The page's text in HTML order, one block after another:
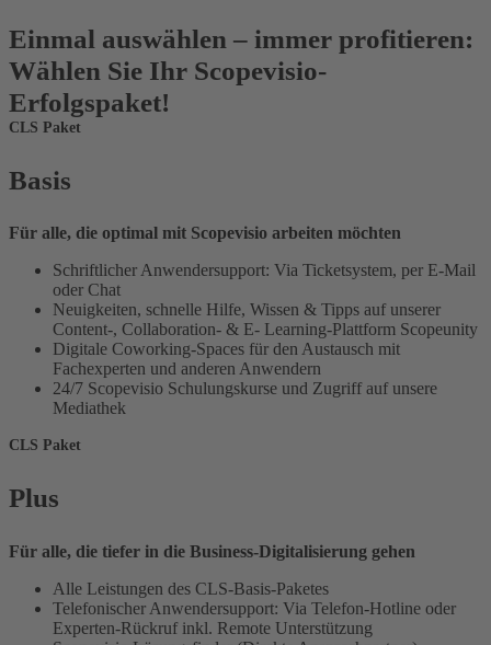
Einmal auswählen – immer profitieren:
Wählen Sie Ihr Scopevisio-
Erfolgspaket!
CLS Paket
Basis
Für alle, die optimal mit Scopevisio arbeiten möchten
Schriftlicher Anwendersupport: Via Ticketsystem, per E-Mail
oder Chat
Neuigkeiten, schnelle Hilfe, Wissen & Tipps auf unserer
Content-, Collaboration- & E- Learning-Plattform Scopeunity
Digitale Coworking-Spaces für den Austausch mit
Fachexperten und anderen Anwendern
24/7 Scopevisio Schulungskurse und Zugriff auf unsere
Mediathek
CLS Paket
Plus
Für alle, die tiefer in die Business-Digitalisierung gehen
Alle Leistungen des CLS-Basis-Paketes
Telefonischer Anwendersupport: Via Telefon-Hotline oder
Experten-Rückruf inkl. Remote Unterstützung